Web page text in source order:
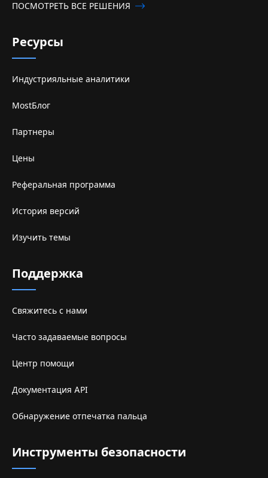
ПОСМОТРЕТЬ ВСЕ РЕШЕНИЯ
Ресурсы
Индустрияльные аналитики
MostБлог
Партнеры
Цены
Реферальная программа
История версий
Изучить темы
Поддержка
Свяжитесь с нами
Часто задаваемые вопросы
Центр помощи
Документация API
Обнаружение отпечатка пальца
Инструменты безопасности